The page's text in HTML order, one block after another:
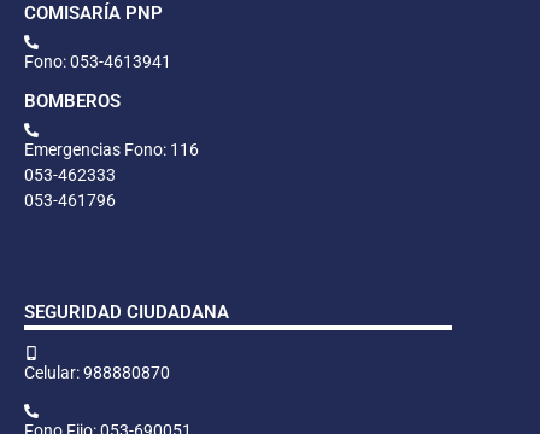
COMISARÍA PNP
Fono: 053-4613941
BOMBEROS
Emergencias Fono: 116
053-462333
053-461796
SEGURIDAD CIUDADANA
Celular: 988880870
Fono Fijo: 053-690051